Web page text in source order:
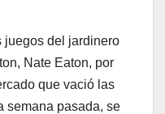
juegos del jardinero
Nate Eaton, por
que vació las
semana pasada, se